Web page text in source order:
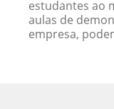
estudantes ao
aulas de
empresa,